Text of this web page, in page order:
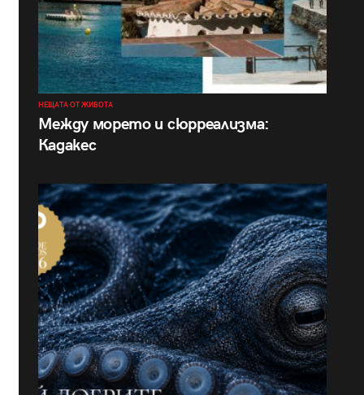
НЕЩАТА ОТ ЖИВОТА
Между морето и сюрреализма:
Кадакес